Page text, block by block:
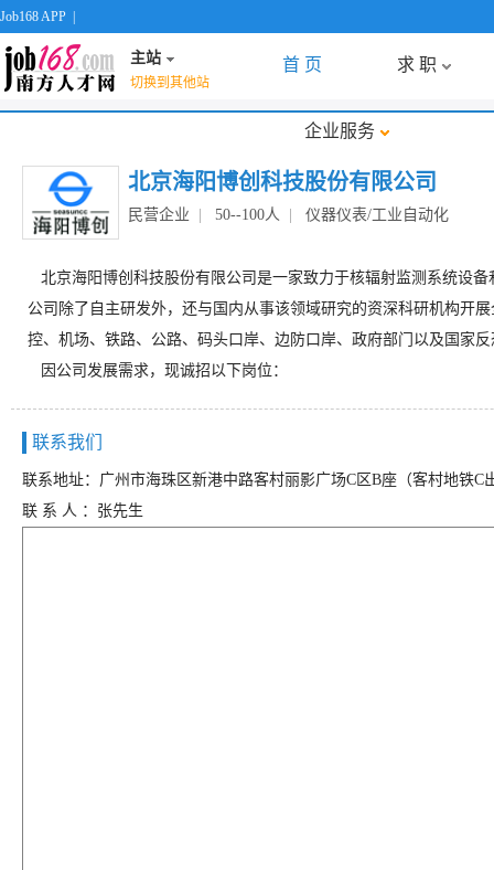
Job168 APP
主站
切换到其他站
首 页 求 职
企业服务
北京海阳博创科技股份有限公司
民营企业 50--100人 仪器仪表/工业自动化
北京海阳博创科技股份有限公司是一家致力于核辐射监测系统设
公司除了自主研发外，还与国内从事该领域研究的资深科研机构开
控、机场、铁路、公路、码头口岸、边防口岸、政府部门以及国家
因公司发展需求，现诚招以下岗位：
联系我们
联系地址：广州市海珠区新港中路客村丽影广场C区B座（客村地铁C
联 系 人 ：张先生